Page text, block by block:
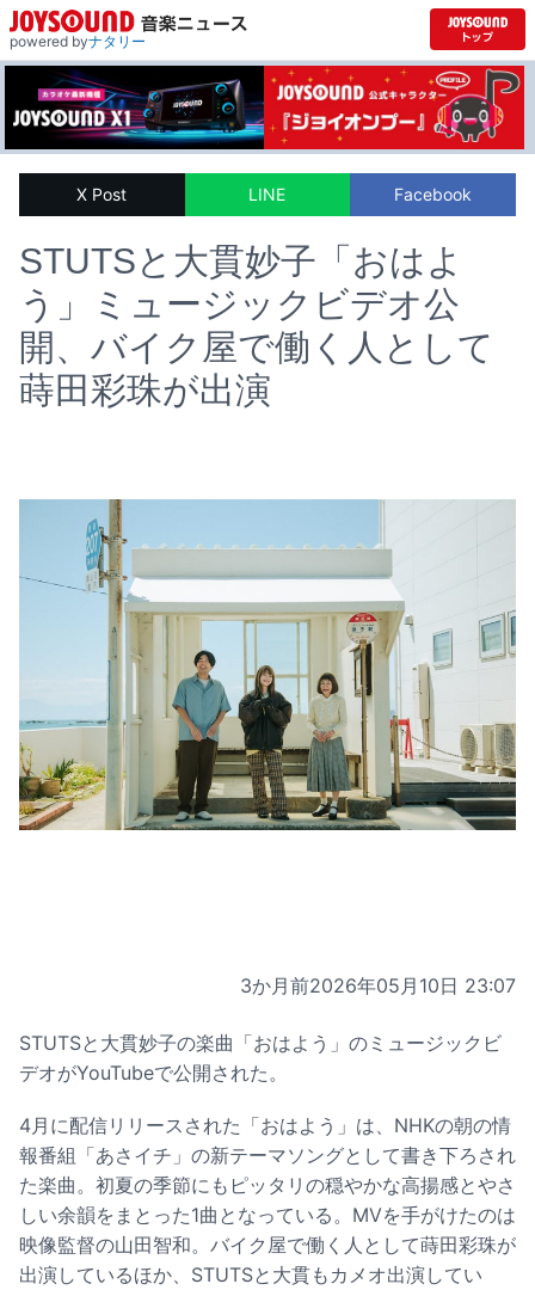
powered byナタリー
X Post LINE Facebook
STUTSと大貫妙子「おはよ
う」ミュージックビデオ公
開、バイク屋で働く人として
蒔田彩珠が出演
3か月前2026年05月10日 23:07
STUTSと大貫妙子の楽曲「おはよう」のミュージックビ
デオがYouTubeで公開された。
4月に配信リリースされた「おはよう」は、NHKの朝の情
報番組「あさイチ」の新テーマソングとして書き下ろされ
た楽曲。初夏の季節にもピッタリの穏やかな高揚感とやさ
しい余韻をまとった1曲となっている。MVを手がけたのは
映像監督の山田智和。バイク屋で働く人として蒔田彩珠が
出演しているほか、STUTSと大貫もカメオ出演してい